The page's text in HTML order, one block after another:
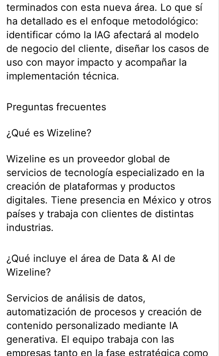
terminados con esta nueva área. Lo que sí
ha detallado es el enfoque metodológico:
identificar cómo la IAG afectará al modelo
de negocio del cliente, diseñar los casos de
uso con mayor impacto y acompañar la
implementación técnica.
Preguntas frecuentes
¿Qué es Wizeline?
Wizeline es un proveedor global de
servicios de tecnología especializado en la
creación de plataformas y productos
digitales. Tiene presencia en México y otros
países y trabaja con clientes de distintas
industrias.
¿Qué incluye el área de Data & AI de
Wizeline?
Servicios de análisis de datos,
automatización de procesos y creación de
contenido personalizado mediante IA
generativa. El equipo trabaja con las
empresas tanto en la fase estratégica como